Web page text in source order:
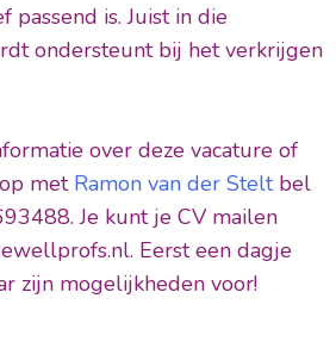
passend is. Juist in die
ondersteunt bij het verkrijgen
over deze vacature of
met Ramon van der Steltbel
Je kunt je CV mailen
Eerst een dagje
zijn mogelijkheden voor!